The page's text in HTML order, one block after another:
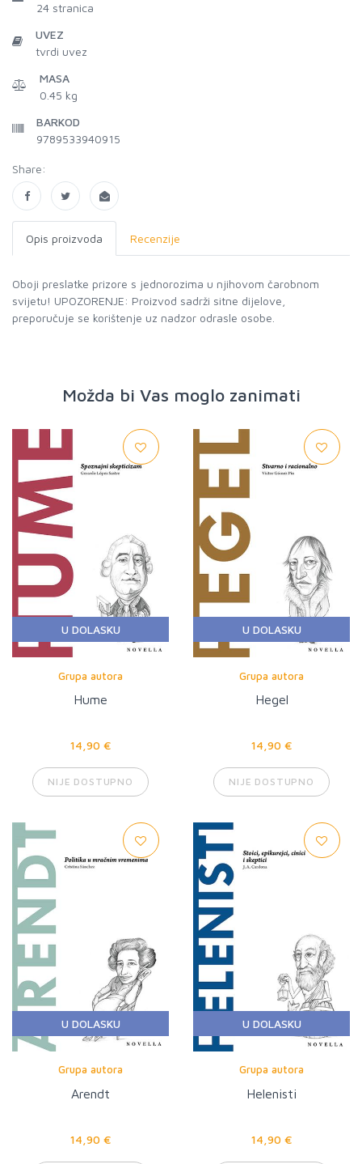
24 stranica
UVEZ
tvrdi uvez
MASA
0.45 kg
BARKOD
9789533940915
Share:
Opis proizvoda Recenzije
Oboji preslatke prizore s jednorozima u njihovom čarobnom
svijetu! UPOZORENJE: Proizvod sadrži sitne dijelove,
preporučuje se korištenje uz nadzor odrasle osobe.
Možda bi Vas moglo zanimati
U DOLASKU
Grupa autora
Hume
14,90 €
NIJE DOSTUPNO
U DOLASKU
Grupa autora
Hegel
14,90 €
NIJE DOSTUPNO
U DOLASKU
Grupa autora
Arendt
14,90 €
U DOLASKU
Grupa autora
Helenisti
14,90 €